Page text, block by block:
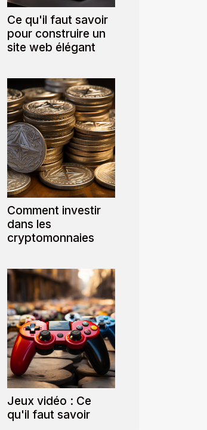
Ce qu'il faut savoir
pour construire un
site web élégant
Comment investir
dans les
cryptomonnaies
Jeux vidéo : Ce
qu'il faut savoir